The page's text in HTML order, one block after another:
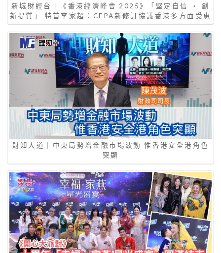
新城財經台｜《香港經濟峰會 2025》「堅定自信 ‧ 創
新提質」 特首李家超：CEPA新修訂協議香港多方面受惠
財知大道｜中東局勢增金融市場波動 惟香港安全港角色
突顯